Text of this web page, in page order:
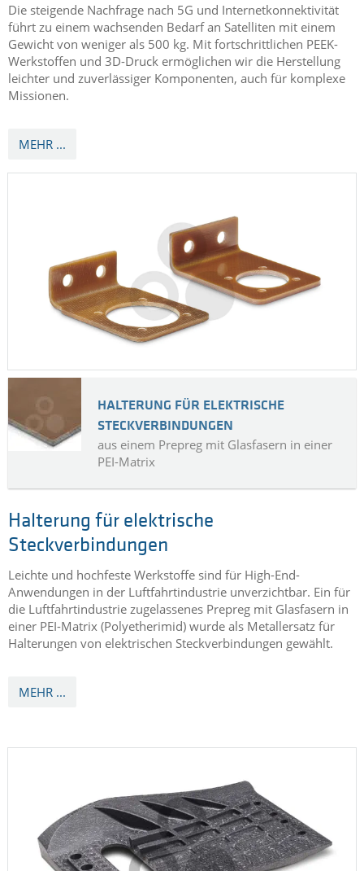
Die steigende Nachfrage nach 5G und Internetkonnektivität
führt zu einem wachsenden Bedarf an Satelliten mit einem
Gewicht von weniger als 500 kg. Mit fortschrittlichen PEEK-
Werkstoffen und 3D-Druck ermöglichen wir die Herstellung
leichter und zuverlässiger Komponenten, auch für komplexe
Missionen.
MEHR ...
HALTERUNG FÜR ELEKTRISCHE
STECKVERBINDUNGEN
aus einem Prepreg mit Glasfasern in einer
PEI-Matrix
Halterung für elektrische
Steckverbindungen
Leichte und hochfeste Werkstoffe sind für High-End-
Anwendungen in der Luftfahrtindustrie unverzichtbar. Ein für
die Luftfahrtindustrie zugelassenes Prepreg mit Glasfasern in
einer PEI-Matrix (Polyetherimid) wurde als Metallersatz für
Halterungen von elektrischen Steckverbindungen gewählt.
MEHR ...